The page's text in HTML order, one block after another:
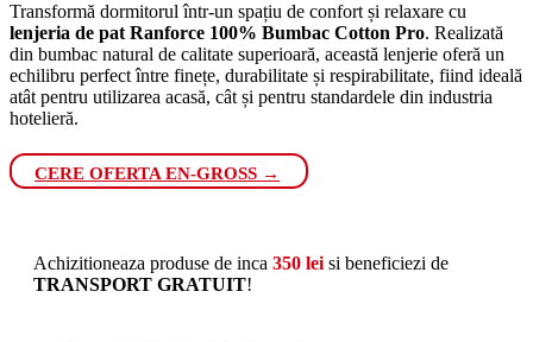
Transformă dormitorul într-un spațiu de confort și relaxare cu
lenjeria de pat Ranforce 100% Bumbac Cotton Pro. Realizată
din bumbac natural de calitate superioară, această lenjerie oferă un
echilibru perfect între finețe, durabilitate și respirabilitate, fiind ideală
atât pentru utilizarea acasă, cât și pentru standardele din industria
hotelieră.
CERE OFERTA EN-GROSS →
Achizitioneaza produse de inca 350 lei si beneficiezi de
TRANSPORT GRATUIT!